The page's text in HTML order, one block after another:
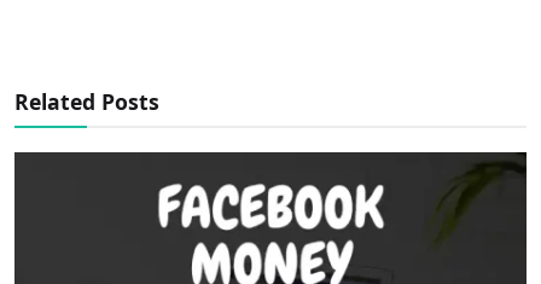
Related Posts